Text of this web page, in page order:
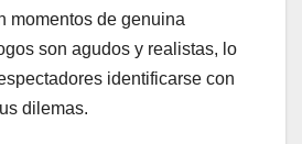
momentos de genuina
son agudos y realistas, lo
identificarse con
dilemas.